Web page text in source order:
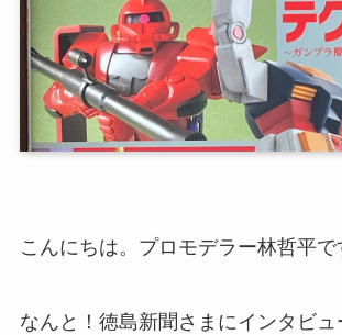
こんにちは。プロモデラー林哲平で
なんと！徳島新聞さまにインタビ